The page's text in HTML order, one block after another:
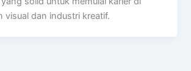
visual dan industri kreatif.